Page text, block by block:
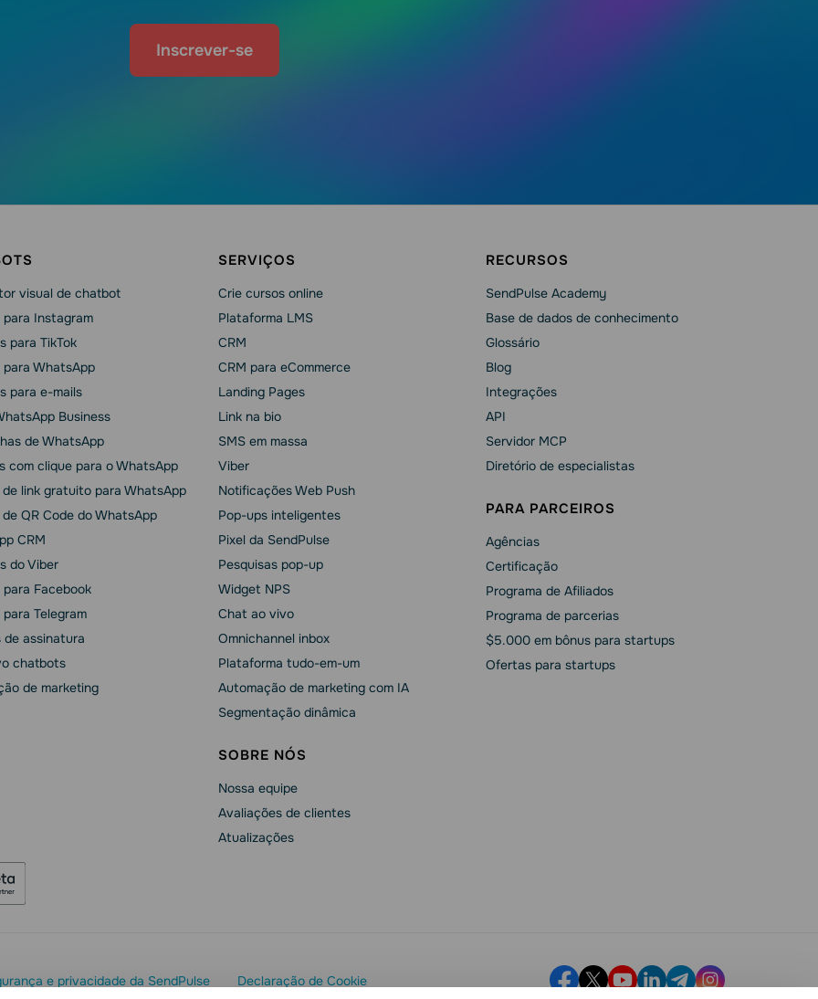
Inscrever-se
visual de chatbot
Instagram
para TikTok
WhatsApp
para e-mails
Business
de WhatsApp
com clique para o WhatsApp
de link gratuito para WhatsApp
QR Code do WhatsApp
CRM
do Viber
Facebook
Telegram
assinatura
chatbots
de marketing
SERVIÇOS
Crie cursos online
Plataforma LMS
CRM
CRM para eCommerce
Landing Pages
Link na bio
SMS em massa
Viber
Notificações Web Push
Pop-ups inteligentes
Pixel da SendPulse
Pesquisas pop-up
Widget NPS
Chat ao vivo
Omnichannel inbox
Plataforma tudo-em-um
Automação de marketing com IA
Segmentação dinâmica
SOBRE NÓS
Nossa equipe
Avaliações de clientes
Atualizações
RECURSOS
SendPulse Academy
Base de dados de conhecimento
Glossário
Blog
Integrações
API
Servidor MCP
Diretório de especialistas
PARA PARCEIROS
Agências
Сertificação
Programa de Afiliados
Programa de parcerias
$5.000 em bônus para startups
Ofertas para startups
e privacidade da SendPulse
Declaração de Cookie